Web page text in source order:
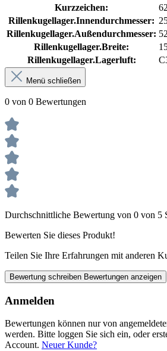
Kurzzeichen:
Rillenkugellager.Innendurchmesser:
Rillenkugellager.Außendurchmesser: 52
Rillenkugellager.Breite:
Rillenkugellager.Lagerluft:
Menü schließen
0 von 0 Bewertungen
Durchschnittliche Bewertung von 0 von 5
Bewerten Sie dieses Produkt!
Teilen Sie Ihre Erfahrungen mit anderen
Bewertung schreiben Bewertungen anzeigen
Anmelden
Bewertungen können nur von
werden. Bitte loggen Sie sich ein, oder
Account. Neuer Kunde?